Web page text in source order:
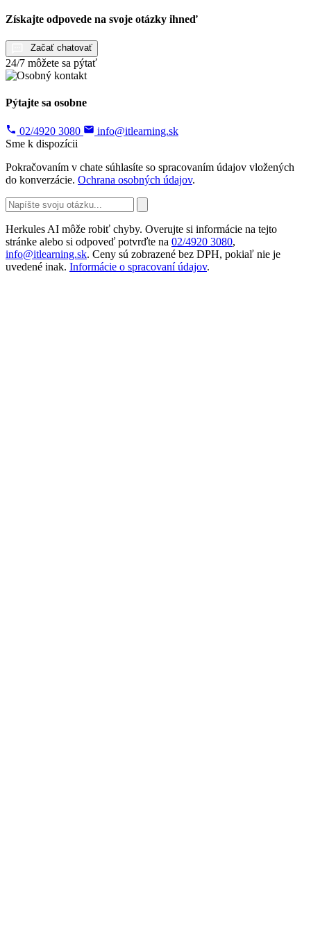
Získajte odpovede na svoje otázky ihneď
Začať chatovať
24/7 môžete sa pýtať
Pýtajte sa osobne
02/4920 3080
info@itlearning.sk
Sme k dispozícii
Pokračovaním v chate súhlasíte so spracovaním údajov vložených
do konverzácie. Ochrana osobných údajov.
Herkules AI môže robiť chyby. Overujte si informácie na tejto
stránke alebo si odpoveď potvrďte na 02/4920 3080,
info@itlearning.sk. Ceny sú zobrazené bez DPH, pokiaľ nie je
uvedené inak. Informácie o spracovaní údajov.